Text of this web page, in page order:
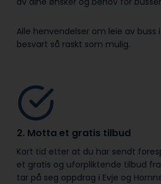
Alle henvendelser om leie av buss
besvart så raskt som mulig.
2. Motta et gratis tilbud
Kort tid etter at du har sendt
et gratis og uforpliktende tilbud
tar på seg oppdrag i Evje og